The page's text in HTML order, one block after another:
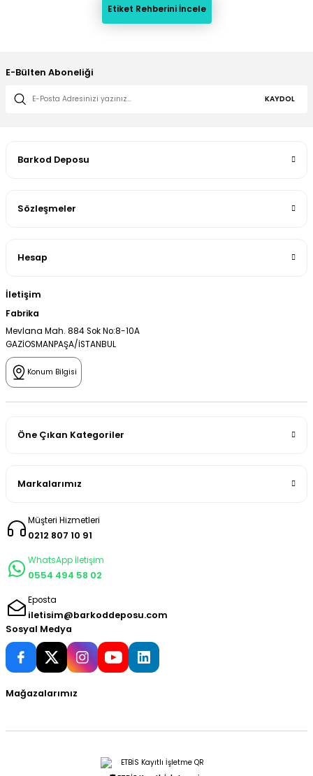
Etiket Rehberini İncele
E-Bülten Aboneliği
KAYDOL
Barkod Deposu
Sözleşmeler
Hesap
İletişim
Fabrika
Mevlana Mah. 884 Sok No:8-10A
GAZİOSMANPAŞA/İSTANBUL
Konum Bilgisi
Öne Çıkan Kategoriler
Markalarımız
Müşteri Hizmetleri
0212 807 10 91
WhatsApp İletişim
0554 494 58 02
Eposta
iletisim@barkoddeposu.com
Sosyal Medya
Mağazalarımız